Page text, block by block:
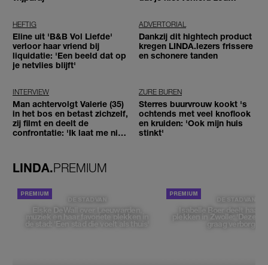
HEFTIG
Eline uit 'B&B Vol Liefde'
verloor haar vriend bij
liquidatie: 'Een beeld dat op
je netvlies blijft'
ADVERTORIAL
Dankzij dit hightech product
kregen LINDA.lezers frissere
en schonere tanden
INTERVIEW
Man achtervolgt Valerie (35)
in het bos en betast zichzelf,
zij filmt en deelt de
confrontatie: 'Ik laat me niet
ZURE BUREN
Sterres buurvrouw kookt 's
ochtends met veel knoflook
en kruiden: 'Ook mijn huis
stinkt'
LINDA.PREMIUM
DE STAD VAN
Elske DeWall over Leeuwarden,
muziek en haar favoriete plekken in
de stad: 'Een stad die voelt als thuis'
DE STAD VAN
Isabelle Boer deelt haar
plekken in Zwolle: 'Deze
graag verborgen'